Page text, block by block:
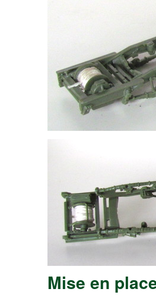
Mise en